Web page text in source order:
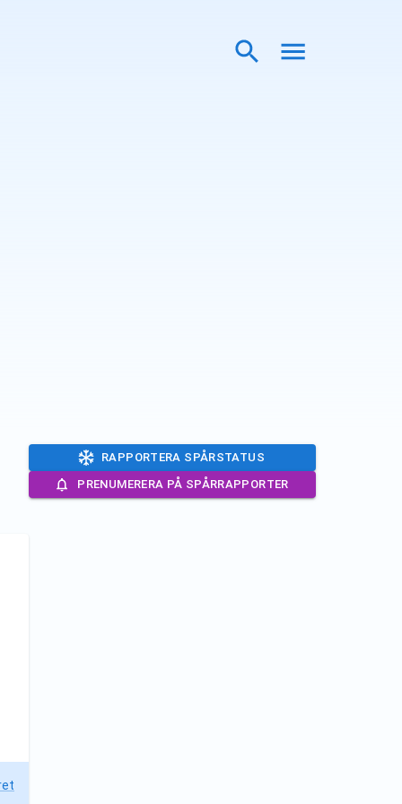
RAPPORTERA SPÅRSTATUS
PRENUMERERA PÅ SPÅRRAPPORTER